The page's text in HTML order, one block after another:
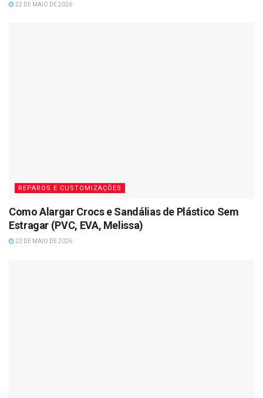
22 DE MAIO DE 2026
REPAROS E CUSTOMIZAÇÕES
Como Alargar Crocs e Sandálias de Plástico Sem
Estragar (PVC, EVA, Melissa)
22 DE MAIO DE 2026